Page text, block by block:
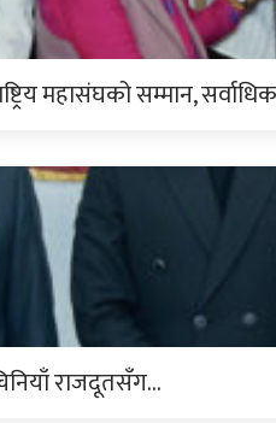
महासंघको सम्मान,
राजदूतसँग…